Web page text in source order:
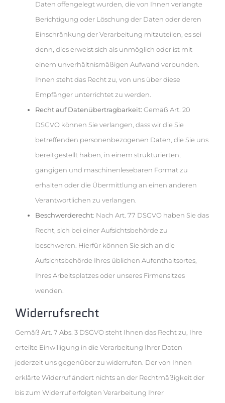
Daten offengelegt wurden, die von Ihnen verlangte
Berichtigung oder Löschung der Daten oder deren
Einschränkung der Verarbeitung mitzuteilen, es sei
denn, dies erweist sich als unmöglich oder ist mit
einem unverhältnismäßigen Aufwand verbunden.
Ihnen steht das Recht zu, von uns über diese
Empfänger unterrichtet zu werden.
Recht auf Datenübertragbarkeit: Gemäß Art. 20
DSGVO können Sie verlangen, dass wir die Sie
betreffenden personenbezogenen Daten, die Sie uns
bereitgestellt haben, in einem strukturierten,
gängigen und maschinenlesebaren Format zu
erhalten oder die Übermittlung an einen anderen
Verantwortlichen zu verlangen.
Beschwerderecht: Nach Art. 77 DSGVO haben Sie das
Recht, sich bei einer Aufsichtsbehörde zu
beschweren. Hierfür können Sie sich an die
Aufsichtsbehörde Ihres üblichen Aufenthaltsortes,
Ihres Arbeitsplatzes oder unseres Firmensitzes
wenden.
Widerrufsrecht
Gemäß Art. 7 Abs. 3 DSGVO steht Ihnen das Recht zu, Ihre
erteilte Einwilligung in die Verarbeitung Ihrer Daten
jederzeit uns gegenüber zu widerrufen. Der von Ihnen
erklärte Widerruf ändert nichts an der Rechtmäßigkeit der
bis zum Widerruf erfolgten Verarbeitung Ihrer